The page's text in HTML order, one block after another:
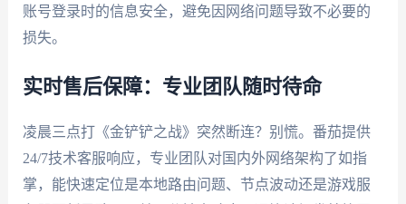
账号登录时的信息安全，避免因网络问题导致不必要的
损失。
实时售后保障：专业团队随时待命
凌晨三点打《金铲铲之战》突然断连？别慌。番茄提供
24/7技术客服响应，专业团队对国内外网络架构了如指
掌，能快速定位是本地路由问题、节点波动还是游戏服